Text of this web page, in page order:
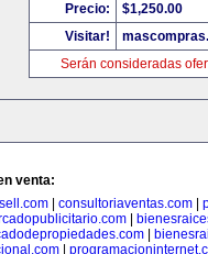
Precio:
$1,250.00
Visitar!
Serán consideradas
venta:
consultoriaventas.com
|